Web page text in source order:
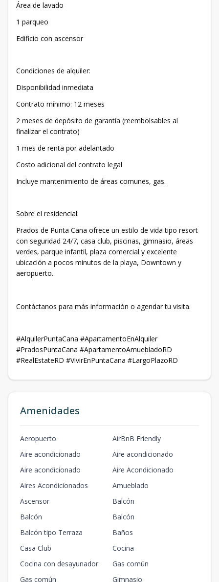
Área de lavado
1 parqueo
Edificio con ascensor
Condiciones de alquiler:
Disponibilidad inmediata
Contrato mínimo: 12 meses
2 meses de depósito de garantía (reembolsables al
finalizar el contrato)
1 mes de renta por adelantado
Costo adicional del contrato legal
Incluye mantenimiento de áreas comunes, gas.
Sobre el residencial:
Prados de Punta Cana ofrece un estilo de vida tipo resort
con seguridad 24/7, casa club, piscinas, gimnasio, áreas
verdes, parque infantil, plaza comercial y excelente
ubicación a pocos minutos de la playa, Downtown y
aeropuerto.
Contáctanos para más información o agendar tu visita.
#AlquilerPuntaCana #ApartamentoEnAlquiler
#PradosPuntaCana #ApartamentoAmuebladoRD
#RealEstateRD #VivirEnPuntaCana #LargoPlazoRD
Amenidades
Aeropuerto
AirBnB Friendly
Aire acondicionado
Aire acondicionado
Aire acondicionado
Aire Acondicionado
Aires Acondicionados
Amueblado
Ascensor
Balcón
Balcón
Balcón
Balcón tipo Terraza
Baños
Casa Club
Cocina
Cocina con desayunador
Gas común
Gas común
Gimnasio